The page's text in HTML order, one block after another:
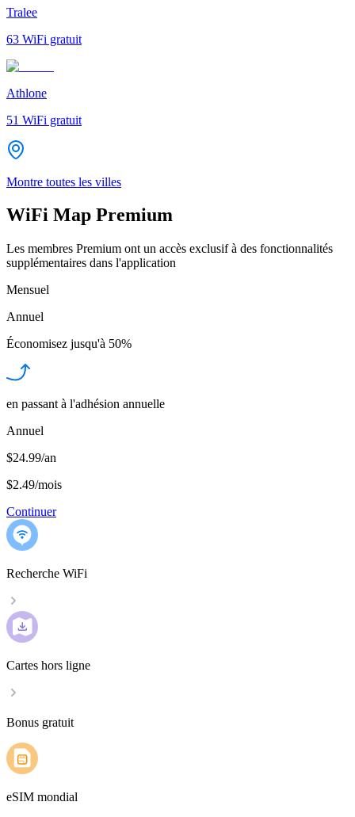
Tralee
63 WiFi gratuit
Athlone
51 WiFi gratuit
Montre toutes les villes
WiFi Map Premium
Les membres Premium ont un accès exclusif à des fonctionnalités
supplémentaires dans l'application
Mensuel
Annuel
Économisez jusqu'à 50%
en passant à l'adhésion annuelle
Annuel
$24.99/an
$2.49/mois
Continuer
Recherche WiFi
Cartes hors ligne
Bonus gratuit
eSIM mondial